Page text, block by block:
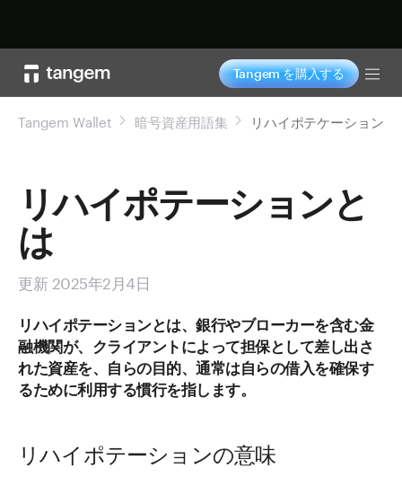
Tangem を購入する
Tangem Wallet 暗号資産用語集 リハイポテケーション
リハイポテーションと
は
更新 2025年2月4日
リハイポテーションとは、銀行やブローカーを含む金
融機関が、クライアントによって担保として差し出さ
れた資産を、自らの目的、通常は自らの借入を確保す
るために利用する慣行を指します。
リハイポテーションの意味